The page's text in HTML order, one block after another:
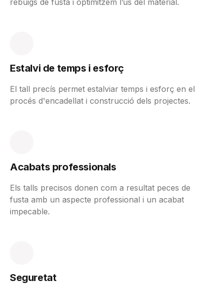
Estalvi de temps i esforç
El tall precís permet estalviar temps i esforç en el
procés d'encadellat i construcció dels projectes.
Acabats professionals
Els talls precisos donen com a resultat peces de
fusta amb un aspecte professional i un acabat
impecable.
Seguretat